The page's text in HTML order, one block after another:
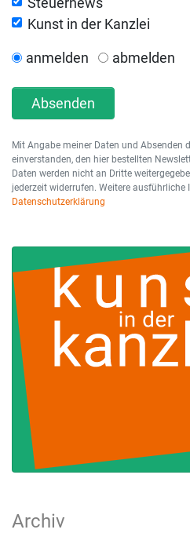
Kunst in der Kanzlei
anmelden abmelden
Absenden
Mit Angabe meiner Daten und Absenden
einverstanden, den hier bestellten
Daten werden nicht an Dritte
jederzeit widerrufen. Weitere
Datenschutzerklärung
Archiv